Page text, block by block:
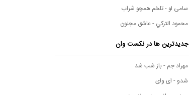
سامی لو - تلخم همچو شراب
محمود التركي - عاشق مجنون
جدیدترین ها در نکست وان
مهراد جم - باز شب شد
شدو - ای وای